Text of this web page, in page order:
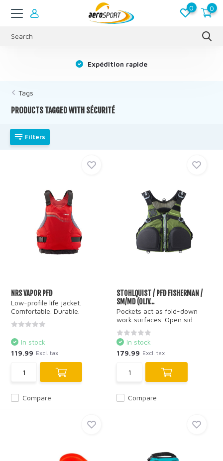
0 0
Expédition rapide
Tags
PRODUCTS TAGGED WITH SÉCURITÉ
Filters
NRS VAPOR PFD
Low-profile life jacket.
Comfortable. Durable.
Compare
In stock
119.99 Excl. tax
STOHLQUIST / PFD FISHERMAN /
SM/MD (OLIV...
Pockets act as fold-down
work surfaces. Open sid...
Compare
In stock
179.99 Excl. tax